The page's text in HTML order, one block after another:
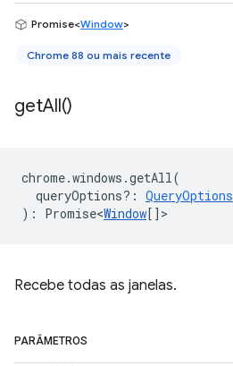
Promise<Window>
Chrome 88 ou mais recente
getAll()
chrome.windows .getAll(
queryOptions? : QueryOptions
) : Promise<Window[] >
Recebe todas as janelas.
PARÂMETROS